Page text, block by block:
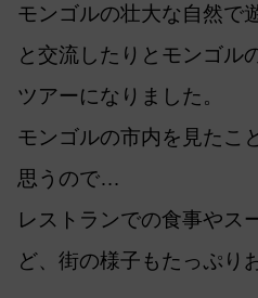
モンゴルの壮大な自然で
と交流したりとモンゴル
ツアーになりました。
モンゴルの市内を見たこ
思うので…
レストランでの食事やス
ど、街の様子もたっぷり